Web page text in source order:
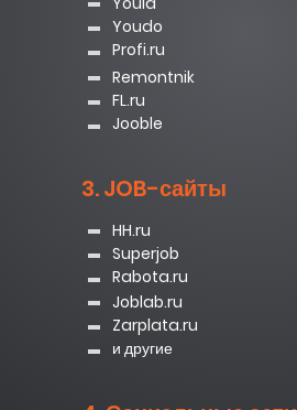
3. JOB-сайты
HH.ru
Superjob
Rabota.ru
Joblab.ru
Zarplata.ru
и другие
Youla
Youdo
Profi.ru
Remontnik
FL.ru
Jooble